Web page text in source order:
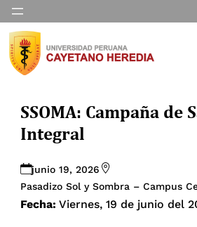
SSOMA: Campaña de
Integral
junio 19, 2026
Pasadizo Sol y Sombra – Campus
Fecha: Viernes, 19 de junio del